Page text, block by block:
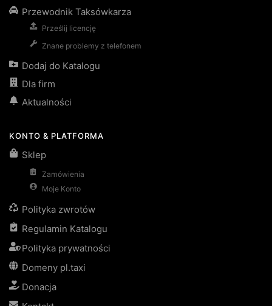
Przewodnik Taksówkarza
Prześlij licencję
Znane problemy z telefonem
Dodaj do Katalogu
Dla firm
Aktualności
KONTO & PLATFORMA
Sklep
Zamówienia
Moje Konto
Polityka zwrotów
Regulamin Katalogu
Polityka prywatności
Domeny pl.taxi
Donacja